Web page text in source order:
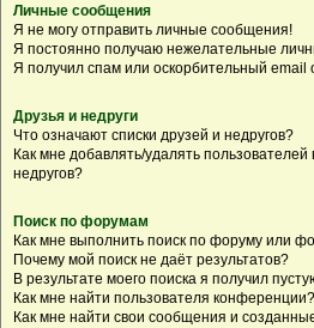
Личные сообщения
Я не могу отправить личные сообщения!
Я постоянно получаю нежелательные
Я получил спам или оскорбительный email
Друзья и недруги
Что означают списки друзей и недругов?
Как мне добавлять/удалять пользователей
недругов?
Поиск по форумам
Как мне выполнить поиск по форуму или
Почему мой поиск не даёт результатов?
В результате моего поиска я получил
Как мне найти пользователя конференции?
Как мне найти свои сообщения и